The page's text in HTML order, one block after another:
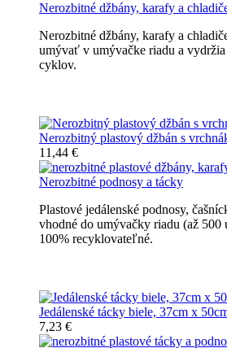
Nerozbitné džbány, karafy a
Nerozbitné džbány, karafy a
umývať v umývačke riadu a
cyklov.
Nerozbitný plastový džbán s
11,44 €
Nerozbitné podnosy a tácky
Plastové jedálenské podnosy,
vhodné do umývačky riadu (až
100% recyklovateľné.
Jedálenské tácky biele, 37cm x
7,23 €